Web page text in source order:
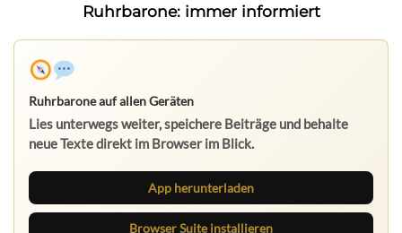
Ruhrbarone: immer informiert
Ruhrbarone auf allen Geräten
Lies unterwegs weiter, speichere Beiträge und behalte
neue Texte direkt im Browser im Blick.
App herunterladen
Browser Suite installieren